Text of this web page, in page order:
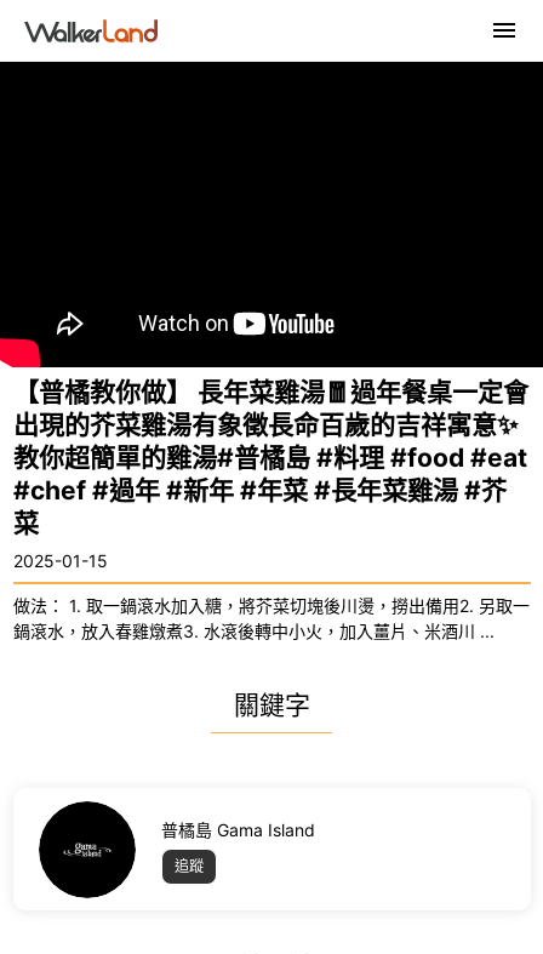
【普橘教你做】 長年菜雞湯🧧過年餐桌一定會
出現的芥菜雞湯有象徵長命百歲的吉祥寓意✨
教你超簡單的雞湯#普橘島 #料理 #food #eat
#chef #過年 #新年 #年菜 #長年菜雞湯 #芥
菜
2025-01-15
做法： 1. 取一鍋滾水加入糖，將芥菜切塊後川燙，撈出備用2. 另取一
鍋滾水，放入春雞燉煮3. 水滾後轉中小火，加入薑片、米酒川 ...
關鍵字
普橘島 Gama Island
追蹤